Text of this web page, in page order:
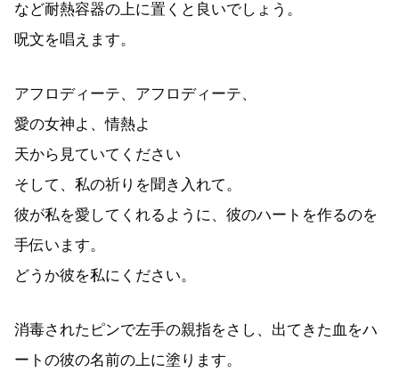
など耐熱容器の上に置くと良いでしょう。
呪文を唱えます。
アフロディーテ、アフロディーテ、
愛の女神よ、情熱よ
天から見ていてください
そして、私の祈りを聞き入れて。
彼が私を愛してくれるように、彼のハートを作るのを
手伝います。
どうか彼を私にください。
消毒されたピンで左手の親指をさし、出てきた血をハ
ートの彼の名前の上に塗ります。